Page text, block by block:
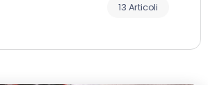
13 Articoli